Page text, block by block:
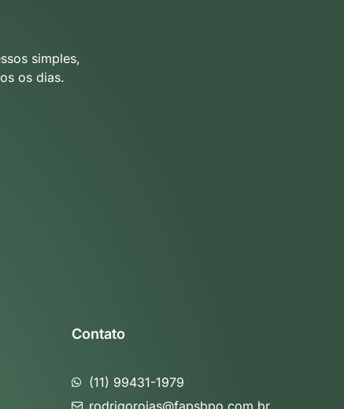
simples,
os dias.
Contato
(11) 99431-1979
rodrigorojas@fapsbpo.com.br